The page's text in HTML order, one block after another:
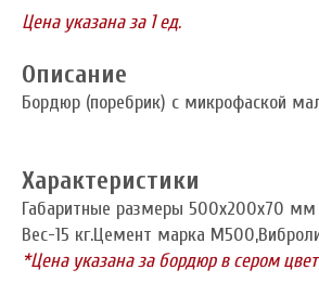
Цена указана за 1 ед.
Описание
Бордюр (поребрик) с микрофаской
Характеристики
Габаритные размеры 500x200x70 мм
Вес-15 кг.Цемент марка
*Цена указана за бордюр в сером